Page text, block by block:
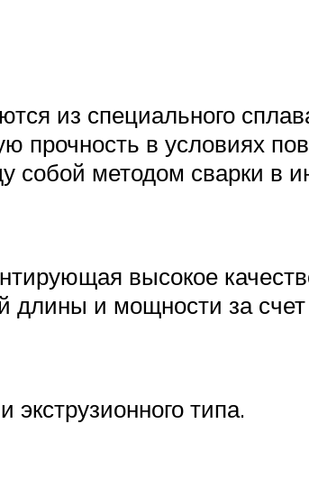
из специального
прочность в условиях
собой методом сварки в
высокое
длины и мощности за
типа.